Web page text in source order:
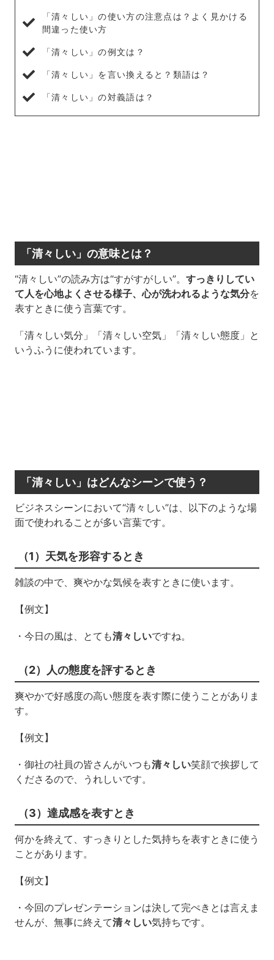
「清々しい」の使い方の注意点は？よく見かける
間違った使い方
「清々しい」の例文は？
「清々しい」を言い換えると？類語は？
「清々しい」の対義語は？
「清々しい」の意味とは？
“清々しい”の読み方は“すがすがしい”。 すっきりしてい
て人を心地よくさせる様子、心が洗われるような気分を
表すときに使う言葉です。
「清々しい気分」「清々しい空気」「清々しい態度」と
いうふうに使われています。
「清々しい」はどんなシーンで使う？
ビジネスシーンにおいて“清々しい”は、以下のような場
面で使われることが多い言葉です。
（1）天気を形容するとき
雑談の中で、爽やかな気候を表すときに使います。
【例文】
・今日の風は、とても清々しいですね。
（2）人の態度を評するとき
爽やかで好感度の高い態度を表す際に使うことがありま
す。
【例文】
・御社の社員の皆さんがいつも清々しい笑顔で挨拶して
くださるので、うれしいです。
（3）達成感を表すとき
何かを終えて、すっきりとした気持ちを表すときに使う
ことがあります。
【例文】
・今回のプレゼンテーションは決して完ぺきとは言えま
せんが、無事に終えて清々しい気持ちです。